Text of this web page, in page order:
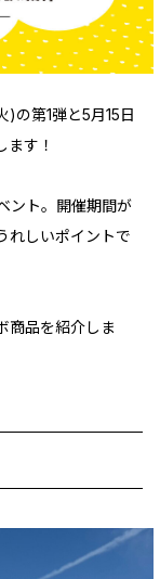
の第1弾と5月15日
す！
ント。開催期間が
れしいポイントで
商品を紹介しま